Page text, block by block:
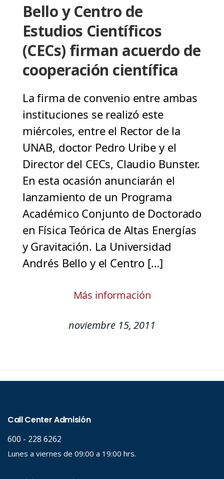
Bello y Centro de
Estudios Científicos
(CECs) firman acuerdo de
cooperación científica
La firma de convenio entre ambas
instituciones se realizó este
miércoles, entre el Rector de la
UNAB, doctor Pedro Uribe y el
Director del CECs, Claudio Bunster.
En esta ocasión anunciarán el
lanzamiento de un Programa
Académico Conjunto de Doctorado
en Física Teórica de Altas Energías
y Gravitación. La Universidad
Andrés Bello y el Centro […]
Más información
noviembre 15, 2011